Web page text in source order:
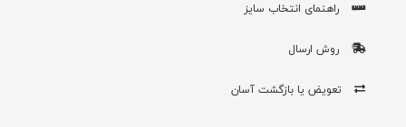
راهنمای انتخاب سایز
روش ارسال
تعویض یا بازگشت آسان